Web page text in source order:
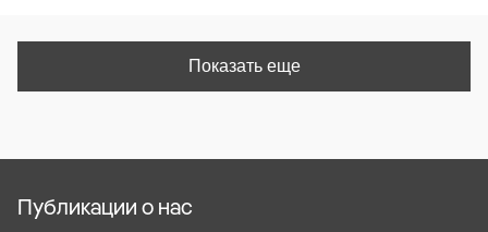
Показать еще
Публикации о нас